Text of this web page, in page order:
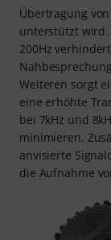
Übertragung
unterstützt wird.
200Hz
Weiteren sorgt
eine erhöhte
bei 7kHz und
minimieren.
anvisierte
die Aufnahme